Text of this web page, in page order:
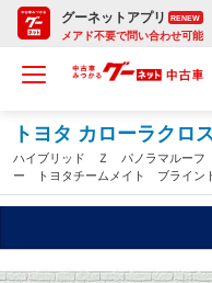
グーネットアプリ RENEW
メアド不要で問い合わせ可能
トヨタ カローラクロ
ハイブリッド Ｚ パノラマルーフ
ー トヨタチームメイト ブライン
ィブハイビームシステム アクセサ
ヒーター パワーバックドア ＥＴ